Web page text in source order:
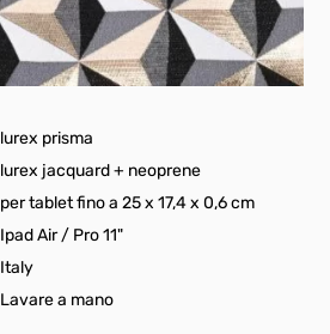
lurex prisma
lurex jacquard + neoprene
per tablet fino a 25 x 17,4 x 0,6 cm
Ipad Air / Pro 11"
Italy
Lavare a mano